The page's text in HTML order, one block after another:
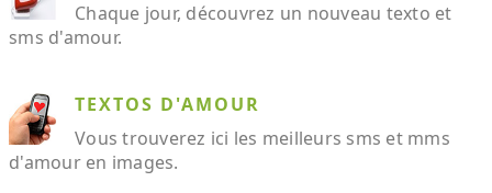
Chaque jour, découvrez un nouveau texto et
sms d'amour.
TEXTOS D'AMOUR
Vous trouverez ici les meilleurs sms et mms
d'amour en images.